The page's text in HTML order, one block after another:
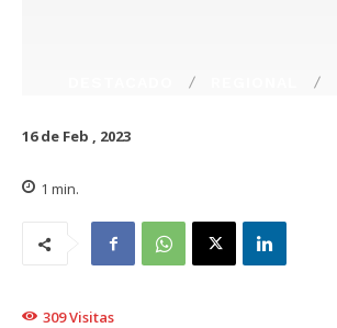
16 de Feb , 2023
1 min.
309Visitas